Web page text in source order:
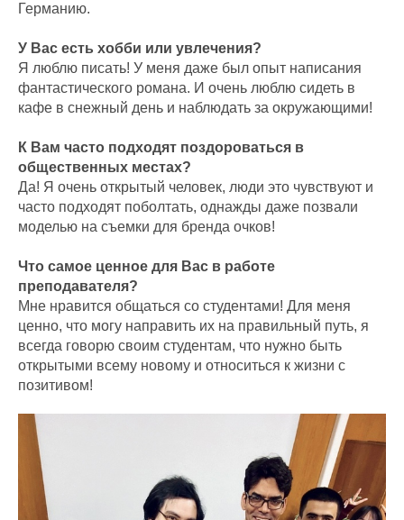
Германию.
У Вас есть хобби или увлечения?
Я люблю писать! У меня даже был опыт написания
фантастического романа. И очень люблю сидеть в
кафе в снежный день и наблюдать за окружающими!
К Вам часто подходят поздороваться в
общественных местах?
Да! Я очень открытый человек, люди это чувствуют и
часто подходят поболтать, однажды даже позвали
моделью на съемки для бренда очков!
Что самое ценное для Вас в работе
преподавателя?
Мне нравится общаться со студентами! Для меня
ценно, что могу направить их на правильный путь, я
всегда говорю своим студентам, что нужно быть
открытыми всему новому и относиться к жизни с
позитивом!